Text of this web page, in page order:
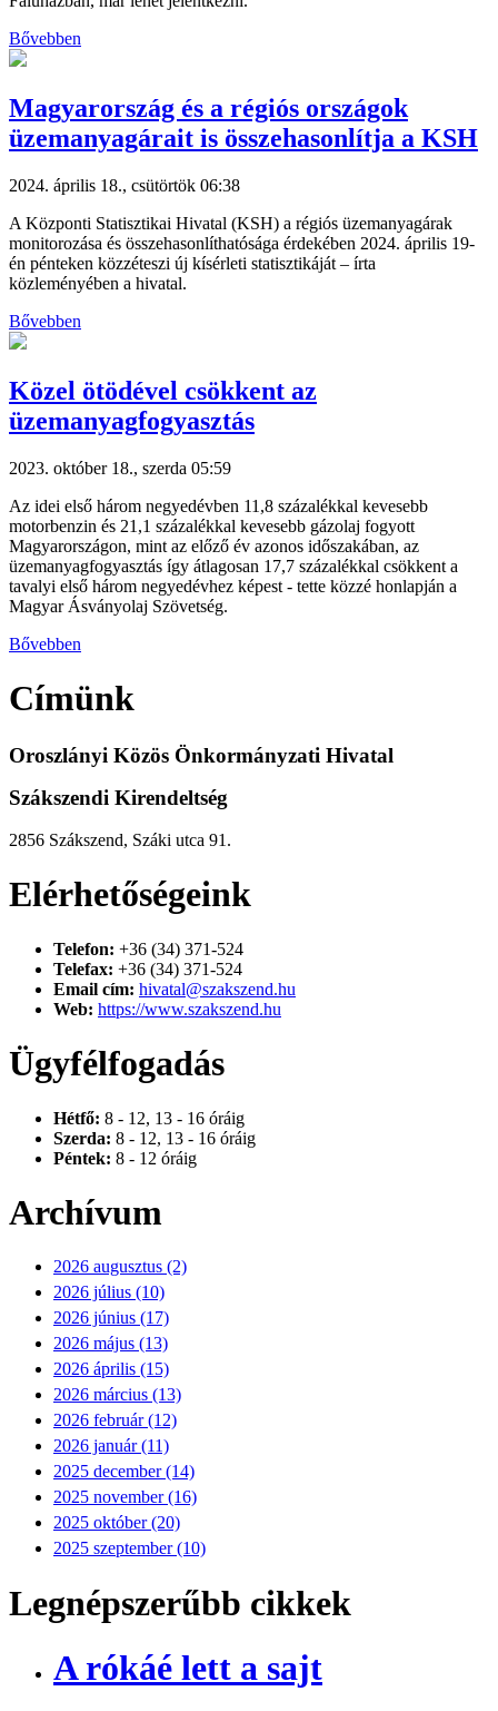
Bővebben
Magyarország és a régiós országok
üzemanyagárait is összehasonlítja a KSH
2024. április 18., csütörtök 06:38
A Központi Statisztikai Hivatal (KSH) a régiós üzemanyagárak
monitorozása és összehasonlíthatósága érdekében 2024. április 19-
én pénteken közzéteszi új kísérleti statisztikáját – írta
közleményében a hivatal.
Bővebben
Közel ötödével csökkent az
üzemanyagfogyasztás
2023. október 18., szerda 05:59
Az idei első három negyedévben 11,8 százalékkal kevesebb
motorbenzin és 21,1 százalékkal kevesebb gázolaj fogyott
Magyarországon, mint az előző év azonos időszakában, az
üzemanyagfogyasztás így átlagosan 17,7 százalékkal csökkent a
tavalyi első három negyedévhez képest - tette közzé honlapján a
Magyar Ásványolaj Szövetség.
Bővebben
Címünk
Oroszlányi Közös Önkormányzati Hivatal
Szákszendi Kirendeltség
2856 Szákszend, Száki utca 91.
Elérhetőségeink
Telefon: +36 (34) 371-524
Telefax: +36 (34) 371-524
Email cím: hivatal@szakszend.hu
Web: https://www.szakszend.hu
Ügyfélfogadás
Hétfő: 8 - 12, 13 - 16 óráig
Szerda: 8 - 12, 13 - 16 óráig
Péntek: 8 - 12 óráig
Archívum
2026 augusztus (2)
2026 július (10)
2026 június (17)
2026 május (13)
2026 április (15)
2026 március (13)
2026 február (12)
2026 január (11)
2025 december (14)
2025 november (16)
2025 október (20)
2025 szeptember (10)
Legnépszerűbb cikkek
A rókáé lett a sajt